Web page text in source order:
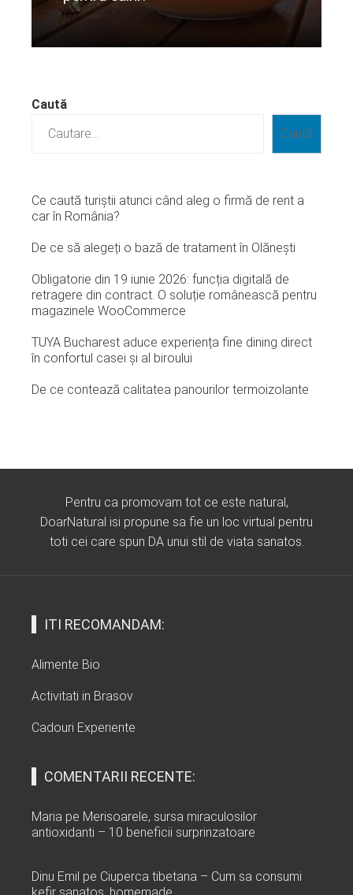
Citeste mai departe...
Caută
Caută
Ce caută turiștii atunci când aleg o firmă de rent a
car în România?
De ce să alegeți o bază de tratament în Olănești
Obligatorie din 19 iunie 2026: funcția digitală de
retragere din contract. O soluție românească pentru
magazinele WooCommerce
TUYA Bucharest aduce experiența fine dining direct
în confortul casei și al biroului
De ce contează calitatea panourilor termoizolante
Pentru ca promovam tot ce este natural,
DoarNatural isi propune sa fie un loc virtual pentru
toti cei care spun DA unui stil de viata sanatos.
ITI RECOMANDAM:
Alimente Bio
Activitati in Brasov
Cadouri Experiente
COMENTARII RECENTE:
Maria pe Merisoarele, sursa miraculosilor
antioxidanti – 10 beneficii surprinzatoare
Dinu Emil pe Ciuperca tibetana – Cum sa consumi
kefir sanatos, homemade